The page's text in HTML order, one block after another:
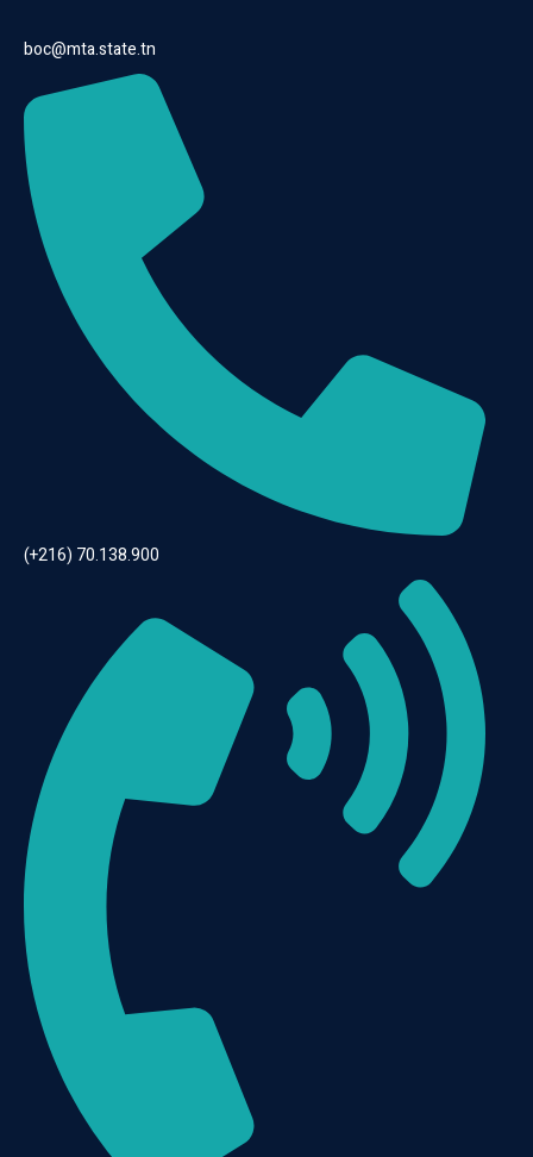
boc@mta.state.tn
(+216) 70.138.900